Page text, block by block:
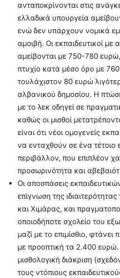
ανταποκρίνονται στις
ελλαδικά υπουργεία
ενώ δεν υπάρχουν νομικά
αμοιβή. Οι εκπαιδευτικοί με
αμείβονται με 750-780
πτυχίο κατά μέσο όρο με
τουλάχιστον 80 ευρώ
αλβανικού δημοσίου. Η
με το λεκ οδηγεί σε
καθώς οι μισθοί
είναι ότι νέοι ομογενείς
να ενταχθούν σε ένα τέτοιο
περιβάλλον, που επιπλέον
προσωρινότητα και
Οι αποσπάσεις
επίγνωση της
και Χιμάρας, και
οποιοδήποτε σχολείο του
μαζί με το επιμίσθιο,
με προοπτική τα 2.400 ευρώ.
μισθολογική διάκριση
τους ντόπιους